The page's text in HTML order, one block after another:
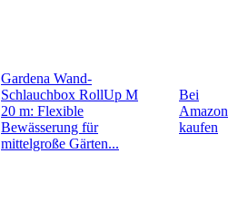
Gardena Wand-
Schlauchbox RollUp M
20 m: Flexible
Bewässerung für
mittelgroße Gärten...
Bei
Amazon
kaufen